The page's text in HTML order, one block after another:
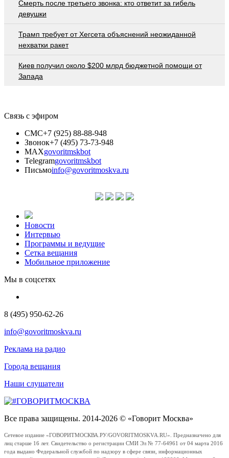
Смерть после третьего звонка: кто ответит за гибель
девушки
Трамп требует от Хегсета объяснений неожиданной
нехватки ракет
Киев получил около $200 млрд бюджетной помощи от
Запада
Связь с эфиром
СМС+7 (925) 88-88-948
Звонок+7 (495) 73-73-948
MAXgovoritmskbot
Telegramgovoritmskbot
Письмоinfo@govoritmoskva.ru
Новости
Интервью
Программы и ведущие
Сетка вещания
Мобильное приложение
Мы в соцсетях
8 (495) 950-62-26
info@govoritmoskva.ru
Реклама на радио
Города вещания
Наши слушатели
Все права защищены. 2014-2026 © «Говорит Москва»
Сетевое издание «ГОВОРИТМОСКВА.РУ/GOVORITMOSKVA.RU». Предназначено для
лиц старше 16 лет. Свидетельство о регистрации СМИ Эл № 77-64961 от 04 марта 2016
года выдано Федеральной службой по надзору в сфере связи, информационных